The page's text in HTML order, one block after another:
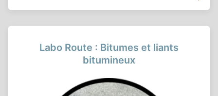
Labo Route : Bitumes et liants
bitumineux